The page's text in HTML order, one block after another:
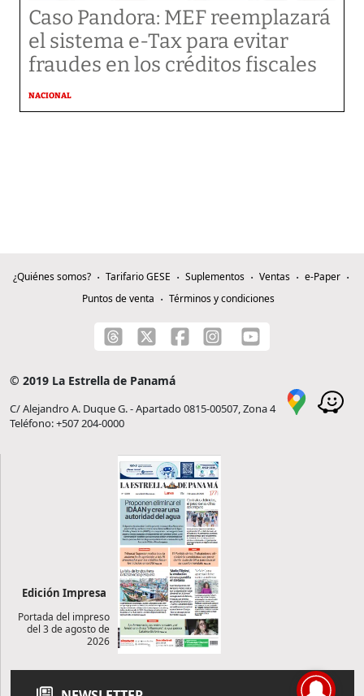
Caso Pandora: MEF reemplazará
el sistema e-Tax para evitar
fraudes en los créditos fiscales
NACIONAL
¿Quiénes somos? Tarifario GESE Suplementos Ventas
e-Paper
Puntos de venta
Términos y condiciones
© 2019 La Estrella de Panamá
C/ Alejandro A. Duque G. - Apartado 0815-00507, Zona 4
Teléfono: +507 204-0000
Edición Impresa
Portada del impreso
del 3 de agosto de
2026